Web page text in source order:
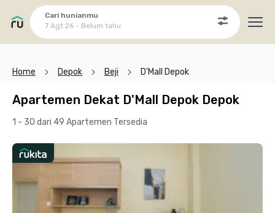
Cari hunianmu
7 Agt 26 - Belum tahu
Home Depok Beji D'Mall Depok
Apartemen Dekat D'Mall Depok Depok
1 - 30 dari 49 Apartemen Tersedia